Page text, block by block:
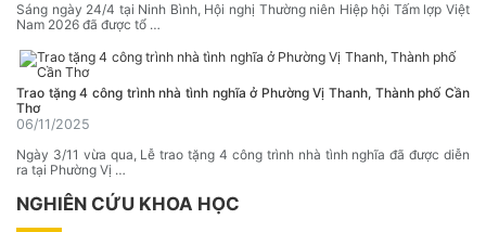
Sáng ngày 24/4 tại Ninh Bình, Hội nghị Thường niên Hiệp hội Tấm lợp Việt
Nam 2026 đã được tổ …
Trao tặng 4 công trình nhà tình nghĩa ở Phường Vị Thanh, Thành phố Cần
Thơ
06/11/2025
Ngày 3/11 vừa qua, Lễ trao tặng 4 công trình nhà tình nghĩa đã được diễn
ra tại Phường Vị …
NGHIÊN CỨU KHOA HỌC